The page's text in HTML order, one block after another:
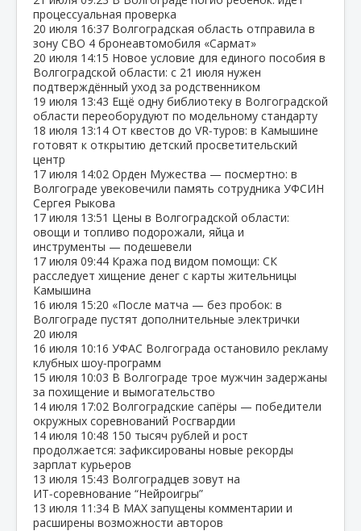
процессуальная проверка
20 июля 16:37 Волгоградская область отправила в
зону СВО 4 бронеавтомобиля «Сармат»
20 июля 14:15 Новое условие для единого пособия в
Волгоградской области: с 21 июля нужен
подтверждённый уход за родственником
19 июля 13:43 Ещё одну библиотеку в Волгоградской
области переоборудуют по модельному стандарту
18 июля 13:14 От квестов до VR‑туров: в Камышине
готовят к открытию детский просветительский
центр
17 июля 14:02 Орден Мужества — посмертно: в
Волгограде увековечили память сотрудника УФСИН
Сергея Рыкова
17 июля 13:51 Цены в Волгоградской области:
овощи и топливо подорожали, яйца и
инструменты — подешевели
17 июля 09:44 Кража под видом помощи: СК
расследует хищение денег с карты жительницы
Камышина
16 июля 15:20 «После матча — без пробок: в
Волгограде пустят дополнительные электрички
20 июля
16 июля 10:16 УФАС Волгограда остановило рекламу
клубных шоу‑программ
15 июля 10:03 В Волгограде трое мужчин задержаны
за похищение и вымогательство
14 июля 17:02 Волгоградские сапёры — победители
окружных соревнований Росгвардии
14 июля 10:48 150 тысяч рублей и рост
продолжается: зафиксированы новые рекорды
зарплат курьеров
13 июля 15:43 Волгоградцев зовут на
ИТ‑соревнование “Нейроигры”
13 июля 11:34 В МАХ запущены комментарии и
расширены возможности авторов